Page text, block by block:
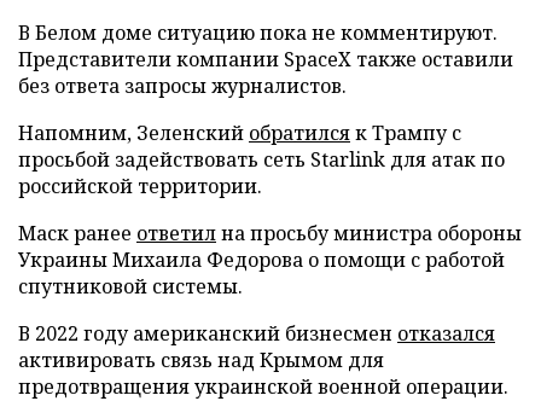
В Белом доме ситуацию пока не комментируют.
Представители компании SpaceX также оставили
без ответа запросы журналистов.
Напомним, Зеленский обратилсяк Трампу с
просьбой задействовать сеть Starlink для атак по
российской территории.
Маск ранее ответилна просьбу министра обороны
Украины Михаила Федорова о помощи с работой
спутниковой системы.
В 2022 году американский бизнесмен отказался
активировать связь над Крымом для
предотвращения украинской военной операции.